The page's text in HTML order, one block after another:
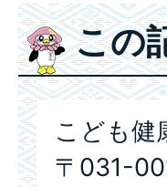
この
こども健
〒031-